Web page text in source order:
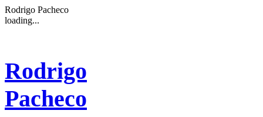
Rodrigo Pacheco
loading...
Rodrigo
Pacheco